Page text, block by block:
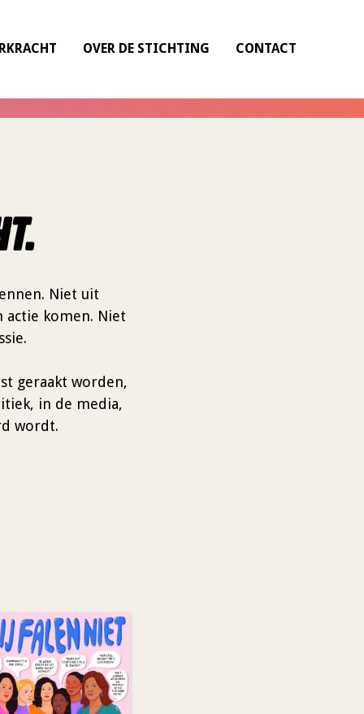
OVER DE STICHTING CONTACT
Niet uit
actie komen. Niet
geraakt worden,
in de media,
wordt.